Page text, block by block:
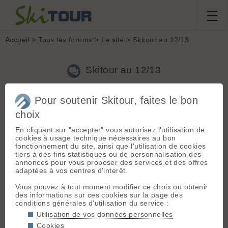
Accueil >Tous les forums > Le site > Skitour au 12/13
Skitour au 12/13
Jeroen[13278posts] - Le 31/03/2011 19:33
info.francetelevisions.fr/video-info/index-fr.php?id-
categorie=JOURNAUX_LES_EDITIONS_REGIONALES_ALPE
S_1213, jeudi 31/03/2011, début vers 7'50, y'a des drogués je
vous dis 😉
D deusax[112posts] - Le 31/03/2011 19:43
Jolies chaussettes 😎
Pour soutenir Skitour, faites le bon
choix
En cliquant sur "accepter" vous autorisez l'utilisation de
cookies à usage technique nécessaires au bon
fonctionnement du site, ainsi que l'utilisation de cookies
tiers à des fins statistiques ou de personnalisation des
annonces pour vous proposer des services et des offres
adaptées à vos centres d'interêt.
Vous pouvez à tout moment modifier ce choix ou obtenir
des informations sur ces cookies sur la page des
conditions générales d'utilisation du service :
Utilisation de vos données personnelles
Cookies